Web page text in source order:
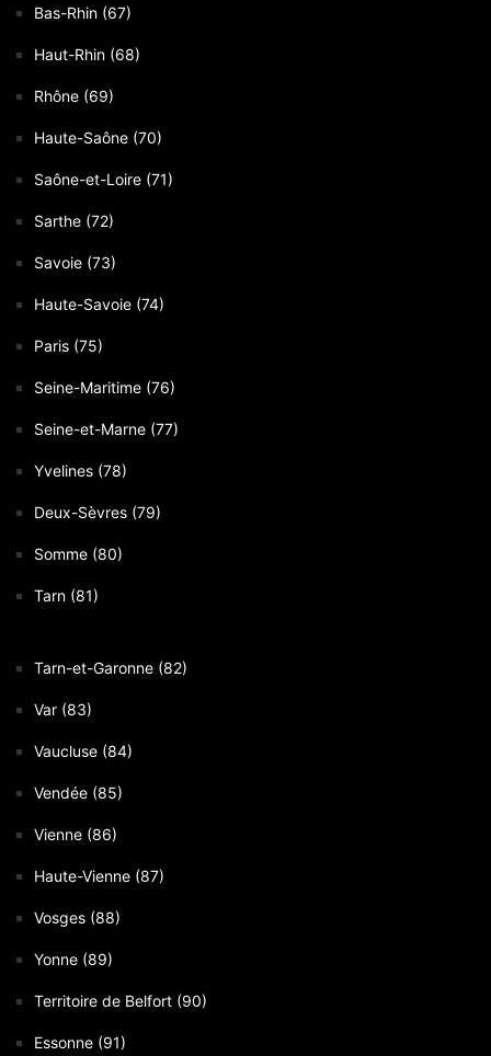
Bas-Rhin (67)
Haut-Rhin (68)
Rhône (69)
Haute-Saône (70)
Saône-et-Loire (71)
Sarthe (72)
Savoie (73)
Haute-Savoie (74)
Paris (75)
Seine-Maritime (76)
Seine-et-Marne (77)
Yvelines (78)
Deux-Sèvres (79)
Somme (80)
Tarn (81)
Tarn-et-Garonne (82)
Var (83)
Vaucluse (84)
Vendée (85)
Vienne (86)
Haute-Vienne (87)
Vosges (88)
Yonne (89)
Territoire de Belfort (90)
Essonne (91)